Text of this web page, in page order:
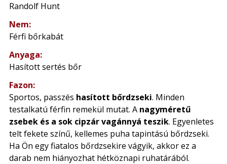
Randolf Hunt
Nem:
Férfi bőrkabát
Anyaga:
Hasított sertés bőr
Fazon:
Sportos, passzés hasított bőrdzseki. Minden
testalkatú férfin remekül mutat. A nagyméretű
zsebek és a sok cipzár vagánnyá teszik. Egyenletes
telt fekete színű, kellemes puha tapintású bőrdzseki.
Ha Ön egy fiatalos bőrdzsekire vágyik, akkor ez a
darab nem hiányozhat hétköznapi ruhatárából.